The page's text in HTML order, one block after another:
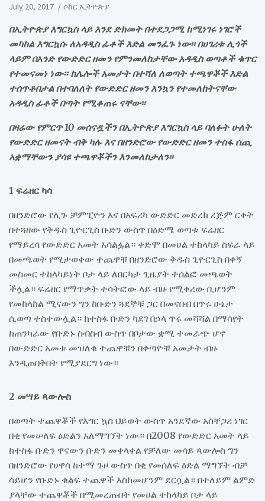
July 20, 2017 ሶከር ኢትዮጵያ
በኢትዮጵያ እግርኳስ ላይ እንደ ድክመት በተደጋጋሚ ከሚነገሩ ነገሮች
መካከል እግርኳሱ ለአዳዲስ ፊቶች እድል መንፈጉ ነው፡፡ በሀገሪቱ ሊጎች
ላይም በአንድ የውድድር ዘመን የምንመለከታቸው አዳዲስ ወጣቶች ቁጥር
የተመናመነ ነው፡፡ ከሌሎች አመታት በተሻለ ለወጣት ተጫዋቾች እድል
ተሰጥቶበታል በተባለለት የውድድር ዘመን እንኳን የተመለከትናቸው
አዳዲስ ፊቶች በጣት የሚቆጠሩ ናቸው፡፡
በዛሬው የምርጥ 10 መሰናዷችን በኢትዮጵያ እግርኳስ ላይ ባለፉት ሁለት
የውድድር ዘመናት ብቅ ካሉ እና በዘንድሮው የውድድር ዘመን ተስፋ ሰጪ
አቋማቸውን ያሳዩ ተጫዋቾችን እንመለከታለን፡፡
1 ፍሬዘር ካሳ
በዘንድሮው የሊጉ ቻምፒዮን እና በአፍሪካ ውድድር መድረክ ረጅም ርቀት
በተጓዘው የቅዱስ ጊዮርጊስ ቡድን ውስጥ በዕድሜ ወጣቱ ፍሬዘር
የማይረሳ የውድድር አመት አሳልፏል። ቀድሞ በመሀል ተከላካይ ስፍራ ላይ
በመጫወት የሚታወቀው ተጨዋቹ በዘንድሮው ቅዱስ ጊዮርጊስ በቀኝ
መስመር ተከላካይነት ቦታ ላይ ለበርካታ ጊዜያት ተሰልፎ መጫወት
ችሏል። ፍሬዘር የማጥቃት ተሳትፎው ላይ ብዙ የሚቀረው ቢሆንም
የመከላከል ሚናውን ግን ከቡድን ጓደኞቹ ጋር በመናበብ በጥሩ ሁኔታ
ሲወጣ ተስተውሏል። ከተስፋ ቡድን ካደገ በኃላ ጥሩ መሻሻል በማሳየት
ከጠንካራው የቡድኑ ስብስብ ውስጥ በቦታው ቋሚ ተመራጭ ሆኖ
በውድድር አመቱ መዝለቁ ተጨዋቹን በቀጣዮቹ አመታት ብዙ
እንዲጠበቅበት የሚያደርግ ነው።
2 መሣይ ጳውሎስ
በወጣት ተጨዋቾች የእግር ኳስ ህይወት ውስጥ አንደኛው አስቸጋሪ ነገር
በቂ የመሠለፍ ዕድልን አለማግኘት ነው። በ2008 የውድድር አመት ላይ
ከተስፋ ቡድን ዋናውን ቡድን መቀላቀል የቻለው መሳይ ጳውሎስ ግን
በዘንድሮው የሀዋሳ ከተማ ጉዞ ውስጥ በቂ የመሰለፍ ዕድል ማግኘት ብቻ
ሳይሆን የቡድኑ ቁልፍ ተጨዋች እስከመሆንም ደርሷል። በተለይም ልምድ
ያላቸው ተጨዋቾች በሚመረጡበት የመሀል ተከላካይ ቦታ ላይ